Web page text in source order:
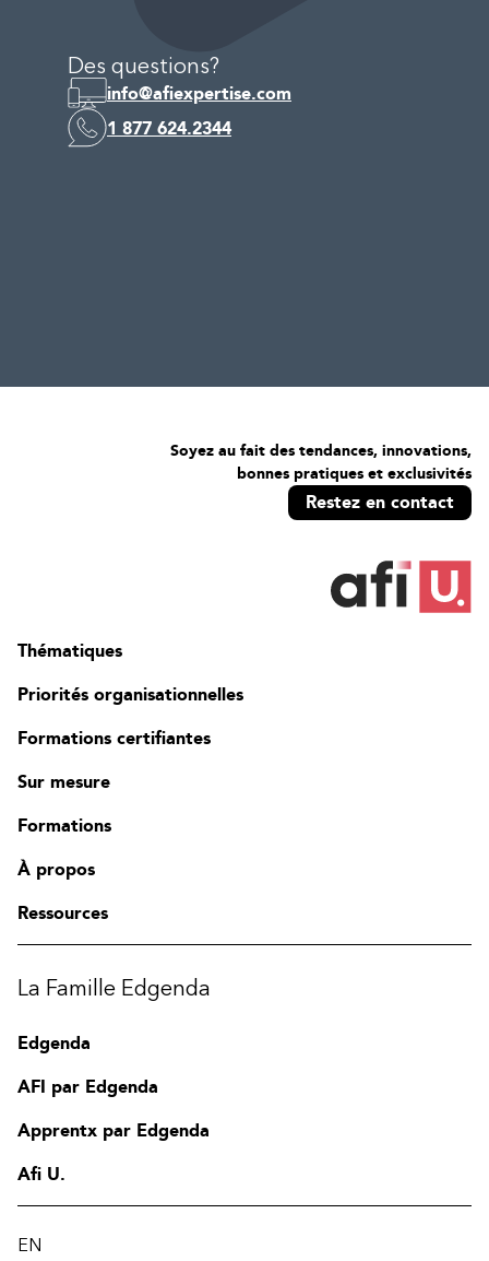
Des questions?
info@afiexpertise.com
1 877 624.2344
Soyez au fait des tendances, innovations,
bonnes pratiques et exclusivités
Restez en contact
Thématiques
Priorités organisationnelles
Formations certifiantes
Sur mesure
Formations
À propos
Ressources
La Famille Edgenda
Edgenda
AFI par Edgenda
Apprentx par Edgenda
Afi U.
EN